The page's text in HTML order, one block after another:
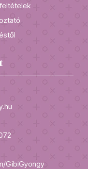
GibiGyongy